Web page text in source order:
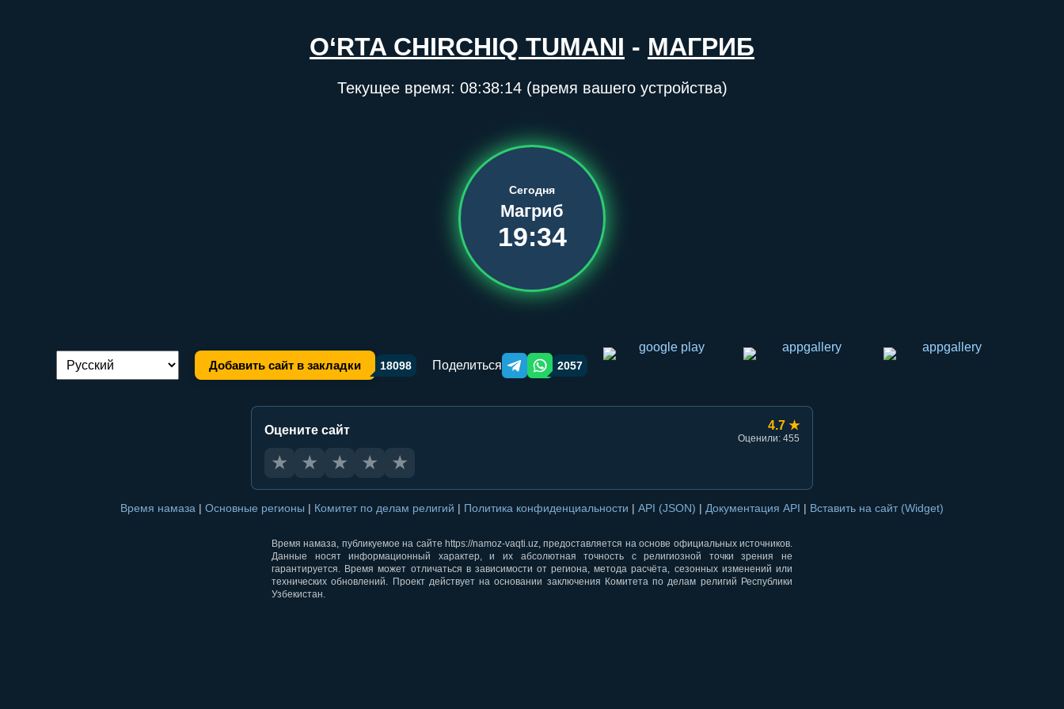
O‘RTA CHIRCHIQ TUMANI - МАГРИБ
Текущее время: 08:38:14(время вашего устройства)
Сегодня
Магриб
19:34
Переключение языка: Добавить сайт в закладки 18098 Поделиться Telegram orqali ulashish
WhatsApp orqali ulashish
2057
Оцените сайт 4.7 ★
Оценили: 455
★ ★ ★ ★ ★
Время намаза | Основные регионы | Комитет по делам религий | Политика конфиденциальности | API (JSON) | Документация API | Вставить на сайт (Widget)
Время намаза, публикуемое на сайте https://namoz-vaqti.uz, предоставляется на основе официальных источников.
Данные носят информационный характер, и их абсолютная точность с религиозной точки зрения не
гарантируется. Время может отличаться в зависимости от региона, метода расчёта, сезонных изменений или
технических обновлений. Проект действует на основании заключения Комитета по делам религий Республики
Узбекистан.